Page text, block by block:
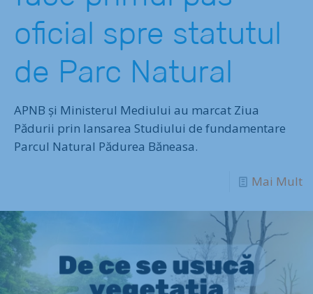
oficial spre statutul
de Parc Natural
APNB și Ministerul Mediului au marcat Ziua
Pădurii prin lansarea Studiului de fundamentare
Parcul Natural Pădurea Băneasa.
Mai Mult